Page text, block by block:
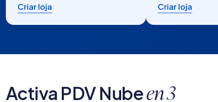
Criar loja Criar loja
Activa PDV Nubeen 3